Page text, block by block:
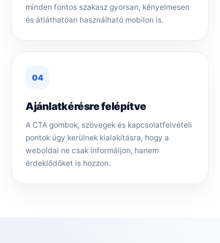
minden fontos szakasz gyorsan, kényelmesen
és átláthatóan használható mobilon is.
04
Ajánlatkérésre felépítve
A CTA gombok, szövegek és kapcsolatfelvételi
pontok úgy kerülnek kialakításra, hogy a
weboldal ne csak informáljon, hanem
érdeklődőket is hozzon.